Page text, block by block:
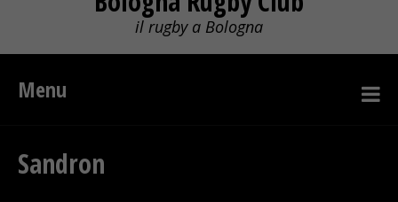
il rugby a Bologna
Menu
Sandron